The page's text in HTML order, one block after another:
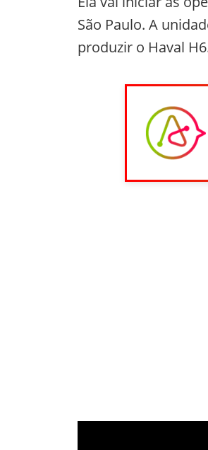
São Paulo. A
produzir o Haval